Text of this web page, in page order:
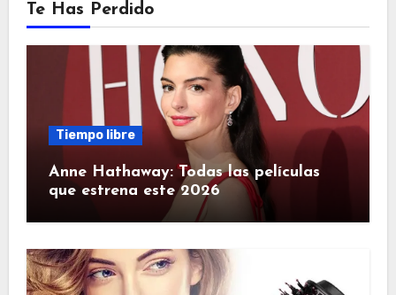
Te Has Perdido
Tiempo libre
Anne Hathaway: Todas las películas
que estrena este 2026